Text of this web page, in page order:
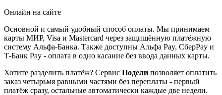
Онлайн на сайте
Основной и самый удобный способ оплаты. Мы принимаем
карты МИР, Visa и Mastercard через защищённую платёжную
систему Альфа-Банка. Также доступны Альфа Pay, СберPay и
Т-Банк Pay - оплата в одно касание без ввода данных карты.
Хотите разделить платёж? Сервис Подели позволяет оплатить
заказ четырьмя равными частями без переплаты - первый
платёж сразу, остальные автоматически каждые две недели.